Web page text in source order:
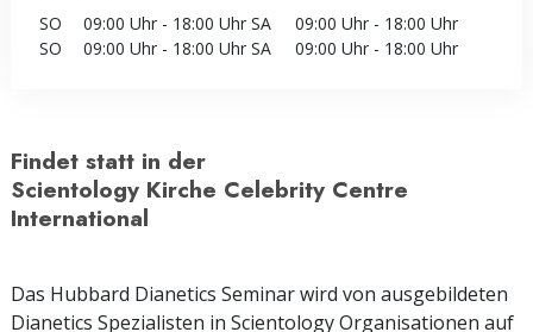
SO 09:00 Uhr - 18:00 Uhr SA
09:00 Uhr - 18:00 Uhr
SO
09:00 Uhr - 18:00 Uhr SA 09:00 Uhr - 18:00 Uhr
Findet statt in der
Scientology Kirche Celebrity Centre
International
Das Hubbard Dianetics Seminar wird von ausgebildeten
Dianetics Spezialisten in Scientology Organisationen auf